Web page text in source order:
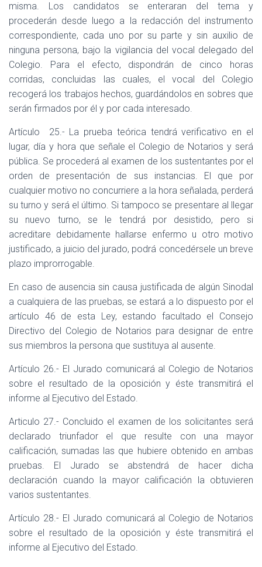
misma. Los candidatos se enteraran del tema y
procederán desde luego a la redacción del instrumento
correspondiente, cada uno por su parte y sin auxilio de
ninguna persona, bajo la vigilancia del vocal delegado del
Colegio. Para el efecto, dispondrán de cinco horas
corridas, concluidas las cuales, el vocal del Colegio
recogerá los trabajos hechos, guardándolos en sobres que
serán firmados por él y por cada interesado.
Artículo
25.- La prueba teórica tendrá verificativo en el
lugar, día y hora que señale el Colegio de Notarios y será
pública. Se procederá al examen de los sustentantes por el
orden de presentación de sus instancias. El que por
cualquier motivo no concurriere a la hora señalada, perderá
su turno y será el último. Si tampoco se presentare al llegar
su nuevo turno, se le tendrá por desistido, pero si
acreditare debidamente hallarse enfermo u otro motivo
justificado, a juicio del jurado, podrá concedérsele un breve
plazo improrrogable.
En caso de ausencia sin causa justificada de algún Sinodal
a cualquiera de las pruebas, se estará a lo dispuesto por el
artículo 46 de esta Ley, estando facultado el Consejo
Directivo del Colegio de Notarios para designar de entre
sus miembros la persona que sustituya al ausente.
Artículo 26.- El Jurado comunicará al Colegio de Notarios
sobre el resultado de la oposición y éste transmitirá el
informe al Ejecutivo del Estado.
Articulo 27.- Concluido el examen de los solicitantes será
declarado triunfador el que resulte con una mayor
calificación, sumadas las que hubiere obtenido en ambas
pruebas. El Jurado se abstendrá de hacer dicha
declaración cuando la mayor calificación la obtuvieren
varios sustentantes.
Artículo 28.- El Jurado comunicará al Colegio de Notarios
sobre el resultado de la oposición y éste transmitirá el
informe al Ejecutivo del Estado.